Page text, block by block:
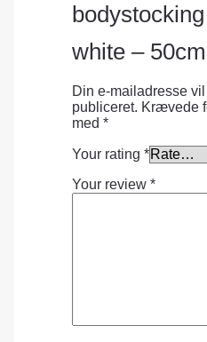
white –
Din e-mailadresse
publiceret. Krævede
med *
Your rating *
Your review *